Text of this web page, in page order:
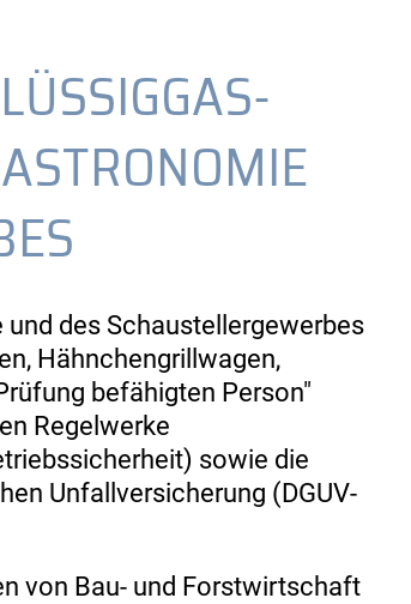
des Schaustellergewerbes
Hähnchengrillwagen,
befähigten Person"
Regelwerke
sowie die
Unfallversicherung (DGUV-
von Bau- und Forstwirtschaft